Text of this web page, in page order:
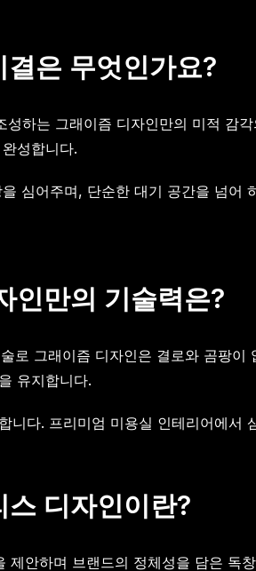
은 무엇인가요?
하는 그래이즘 디자인만의 미적 감
성합니다.
심어주며, 단순한 대기 공간을 넘어
인만의 기술력은?
그래이즘 디자인은 결로와 곰팡
유지합니다.
다. 프리미엄 미용실 인테리어에서
디자인이란?
안하며 브랜드의 정체성을 담은 독